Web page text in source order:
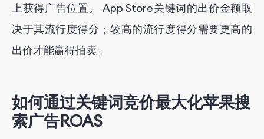
上获得广告位置。 App Store关键词的出价金额取
决于其流行度得分；较高的流行度得分需要更高的
出价才能赢得拍卖。
如何通过关键词竞价最大化苹果搜
索广告ROAS